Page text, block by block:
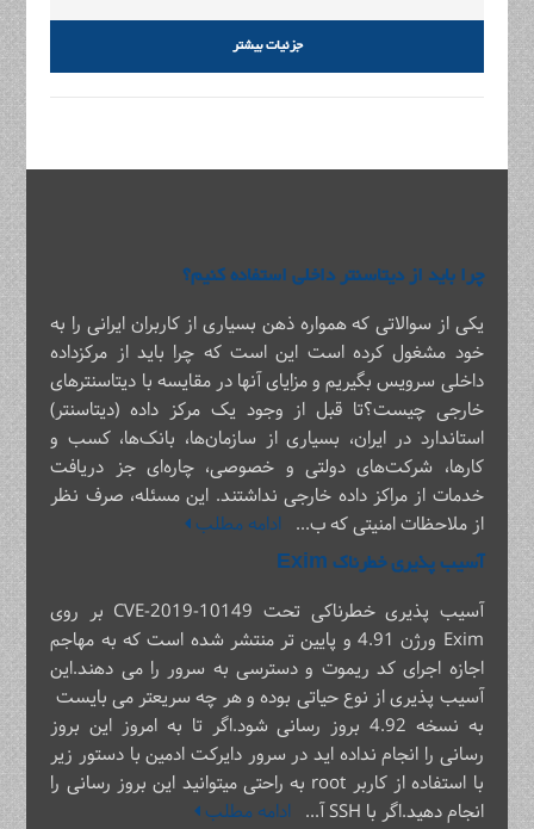
جزئیات بیشتر
چرا باید از دیتاسنتر داخلی استفاده کنیم؟
یکی از سوالاتی که همواره ذهن بسیاری از کاربران ایرانی را به
خود مشغول کرده است این است که چرا باید از مرکزداده
داخلی سرویس بگیریم و مزایای آنها در مقایسه با دیتاسنترهای
خارجی چیست؟تا قبل از وجود یک مرکز داده (دیتاسنتر)
استاندارد در ایران، بسیاری از سازمان‌ها، بانک‌ها، کسب و
کارها، شرکت‌های دولتی و خصوصی، چاره‌ای جز دریافت
خدمات از مراکز داده خارجی نداشتند. این مسئله، صرف نظر
از ملاحظات امنیتی که ب... ادامه مطلب
آسیب پذیری خطرناک Exim
آسیب پذیری خطرناکی تحت CVE-2019-10149 بر روی
Exim ورژن 4.91 و پایین تر منتشر شده است که به مهاجم
اجازه اجرای کد ریموت و دسترسی به سرور را می دهند.این
آسیب پذیری از نوع حیاتی بوده و هر چه سریعتر می بایست
به نسخه 4.92 بروز رسانی شود.اگر تا به امروز این بروز
رسانی را انجام نداده اید در سرور دایرکت ادمین با دستور زیر
با استفاده از کاربر root به راحتی میتوانید این بروز رسانی را
انجام دهید.اگر با SSH آ...
ادامه مطلب